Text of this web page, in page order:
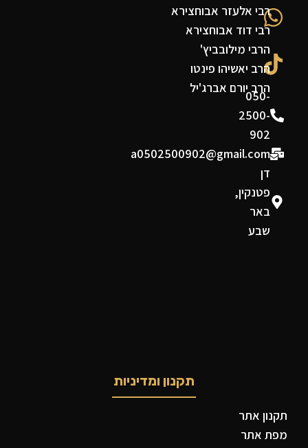
050-
2500-
902
a0502500902@gmail.com
דן
פטנקין,
באר
שבע
רבי אלעזר אבוחצירא
רבי דוד אבוחצירא
הרבי מילובביץ'
הרב יאשיהו פינטו
הרב יורם אברג'יל
תקנון ומדיניות
תקנון אתר
מפת אתר